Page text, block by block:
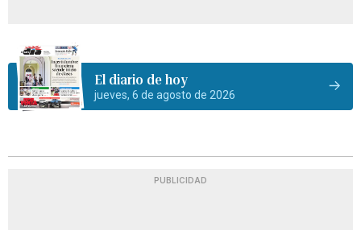
El diario de hoy
jueves, 6 de agosto de 2026
PUBLICIDAD